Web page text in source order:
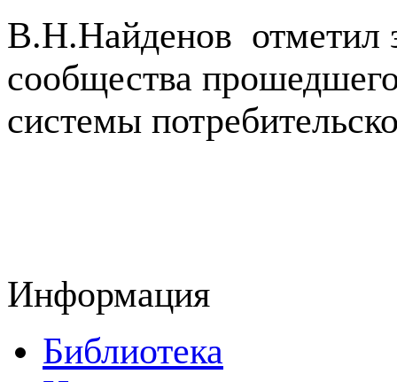
В.Н.Найденов отметил
сообщества
системы
Информация
Библиотека